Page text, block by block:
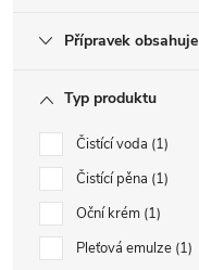
Přípravek obsahuje
Typ produktu
Čistící voda 1
Čistící pěna 1
Oční krém 1
Pleťová emulze 1